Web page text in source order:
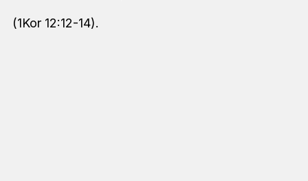
(1Kor 12:12-14).